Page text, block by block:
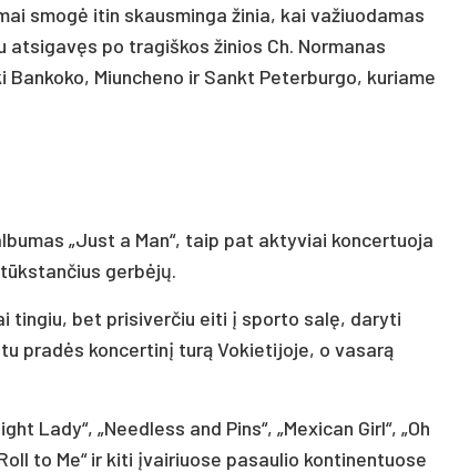
smogė itin skausminga žinia, kai važiuodamas
po tragiškos žinios Ch. Normanas
Miuncheno ir Sankt Peterburgo, kuriame
„Just a Man“, taip pat aktyviai koncertuoja
gerbėjų.
tingiu, bet prisiverčiu eiti į sporto salę, daryti
pradės koncertinį turą Vokietijoje, o vasarą
Lady“, „Needless and Pins“, „Mexican Girl“, „Oh
Roll to Me“ ir kiti įvairiuose pasaulio kontinentuose